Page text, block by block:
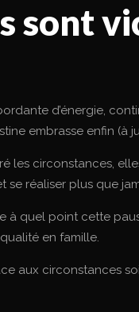
sont
d’énergie,
embrasse enfin (à
les circonstances,
se réaliser plus que
à quel point cette
en famille.
aux circonstances